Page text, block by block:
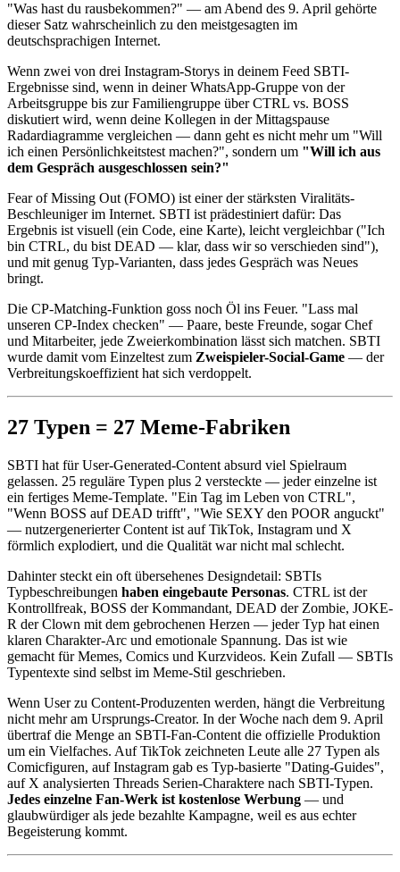
"Was hast du rausbekommen?" — am Abend des 9. April gehörte
dieser Satz wahrscheinlich zu den meistgesagten im
deutschsprachigen Internet.
Wenn zwei von drei Instagram-Storys in deinem Feed SBTI-
Ergebnisse sind, wenn in deiner WhatsApp-Gruppe von der
Arbeitsgruppe bis zur Familiengruppe über CTRL vs. BOSS
diskutiert wird, wenn deine Kollegen in der Mittagspause
Radardiagramme vergleichen — dann geht es nicht mehr um "Will
ich einen Persönlichkeitstest machen?", sondern um "Will ich aus
dem Gespräch ausgeschlossen sein?"
Fear of Missing Out (FOMO) ist einer der stärksten Viralitäts-
Beschleuniger im Internet. SBTI ist prädestiniert dafür: Das
Ergebnis ist visuell (ein Code, eine Karte), leicht vergleichbar ("Ich
bin CTRL, du bist DEAD — klar, dass wir so verschieden sind"),
und mit genug Typ-Varianten, dass jedes Gespräch was Neues
bringt.
Die CP-Matching-Funktion goss noch Öl ins Feuer. "Lass mal
unseren CP-Index checken" — Paare, beste Freunde, sogar Chef
und Mitarbeiter, jede Zweierkombination lässt sich matchen. SBTI
wurde damit vom Einzeltest zum Zweispieler-Social-Game — der
Verbreitungskoeffizient hat sich verdoppelt.
27 Typen = 27 Meme-Fabriken
SBTI hat für User-Generated-Content absurd viel Spielraum
gelassen. 25 reguläre Typen plus 2 versteckte — jeder einzelne ist
ein fertiges Meme-Template. "Ein Tag im Leben von CTRL",
"Wenn BOSS auf DEAD trifft", "Wie SEXY den POOR anguckt"
— nutzergenerierter Content ist auf TikTok, Instagram und X
förmlich explodiert, und die Qualität war nicht mal schlecht.
Dahinter steckt ein oft übersehenes Designdetail: SBTIs
Typbeschreibungen haben eingebaute Personas. CTRL ist der
Kontrollfreak, BOSS der Kommandant, DEAD der Zombie, JOKE-
R der Clown mit dem gebrochenen Herzen — jeder Typ hat einen
klaren Charakter-Arc und emotionale Spannung. Das ist wie
gemacht für Memes, Comics und Kurzvideos. Kein Zufall — SBTIs
Typentexte sind selbst im Meme-Stil geschrieben.
Wenn User zu Content-Produzenten werden, hängt die Verbreitung
nicht mehr am Ursprungs-Creator. In der Woche nach dem 9. April
übertraf die Menge an SBTI-Fan-Content die offizielle Produktion
um ein Vielfaches. Auf TikTok zeichneten Leute alle 27 Typen als
Comicfiguren, auf Instagram gab es Typ-basierte "Dating-Guides",
auf X analysierten Threads Serien-Charaktere nach SBTI-Typen.
Jedes einzelne Fan-Werk ist kostenlose Werbung — und
glaubwürdiger als jede bezahlte Kampagne, weil es aus echter
Begeisterung kommt.